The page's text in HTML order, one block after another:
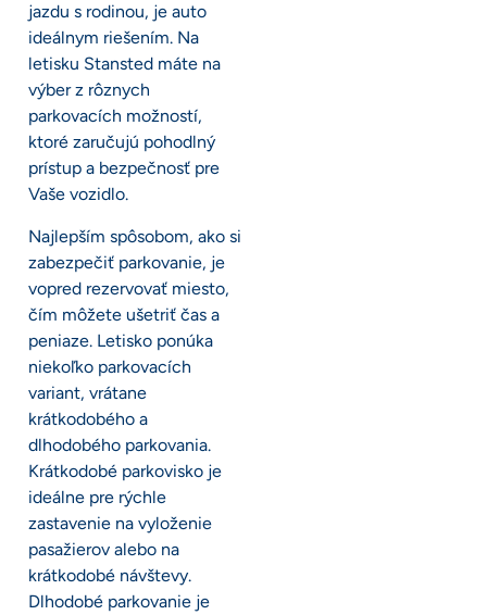
jazdu s rodinou, je auto
ideálnym riešením. Na
letisku Stansted máte na
výber z rôznych
parkovacích možností,
ktoré zaručujú pohodlný
prístup a bezpečnosť pre
Vaše vozidlo.
Najlepším spôsobom, ako si
zabezpečiť parkovanie, je
vopred rezervovať miesto,
čím môžete ušetriť čas a
peniaze. Letisko ponúka
niekoľko parkovacích
variant, vrátane
krátkodobého a
dlhodobého parkovania.
Krátkodobé parkovisko je
ideálne pre rýchle
zastavenie na vyloženie
pasažierov alebo na
krátkodobé návštevy.
Dlhodobé parkovanie je